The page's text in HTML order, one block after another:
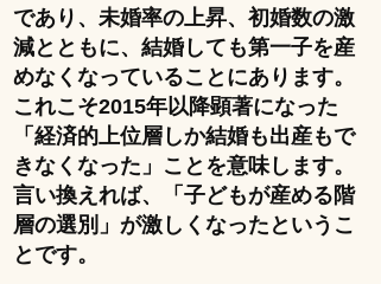
であり、未婚率の上昇、初婚数の激
減とともに、結婚しても第一子を産
めなくなっていることにあります。
これこそ2015年以降顕著になった
「経済的上位層しか結婚も出産もで
きなくなった」ことを意味します。
言い換えれば、「子どもが産める階
層の選別」が激しくなったというこ
とです。